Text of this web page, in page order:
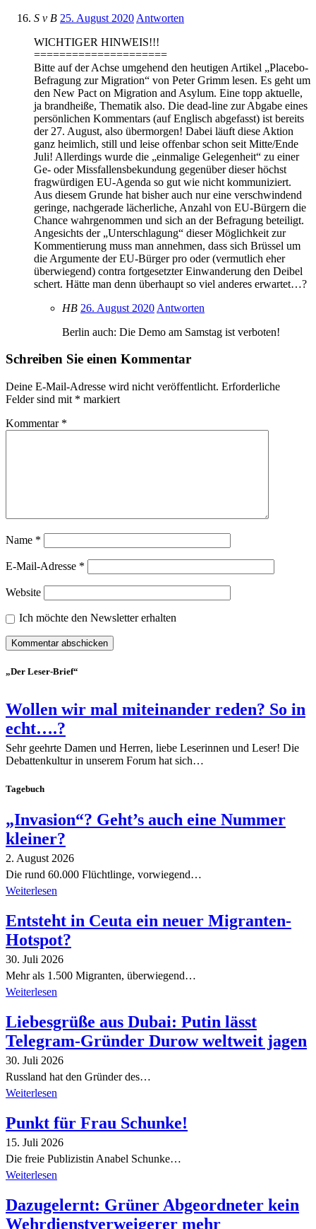
S v B 25. August 2020 Antworten
WICHTIGER HINWEIS!!!
=====================
Bitte auf der Achse umgehend den heutigen Artikel „Placebo-
Befragung zur Migration“ von Peter Grimm lesen. Es geht um
den New Pact on Migration and Asylum. Eine topp aktuelle,
ja brandheiße, Thematik also. Die dead-line zur Abgabe eines
persönlichen Kommentars (auf Englisch abgefasst) ist bereits
der 27. August, also übermorgen! Dabei läuft diese Aktion
ganz heimlich, still und leise offenbar schon seit Mitte/Ende
Juli! Allerdings wurde die „einmalige Gelegenheit“ zu einer
Ge- oder Missfallensbekundung gegenüber dieser höchst
fragwürdigen EU-Agenda so gut wie nicht kommuniziert.
Aus diesem Grunde hat bisher auch nur eine verschwindend
geringe, nachgerade lächerliche, Anzahl von EU-Bürgern die
Chance wahrgenommen und sich an der Befragung beteiligt.
Angesichts der „Unterschlagung“ dieser Möglichkeit zur
Kommentierung muss man annehmen, dass sich Brüssel um
die Argumente der EU-Bürger pro oder (vermutlich eher
überwiegend) contra fortgesetzter Einwanderung den Deibel
schert. Hätte man denn überhaupt so viel anderes erwartet…?
HB 26. August 2020 Antworten
Berlin auch: Die Demo am Samstag ist verboten!
Schreiben Sie einen Kommentar
Deine E-Mail-Adresse wird nicht veröffentlicht. Erforderliche
Felder sind mit * markiert
Kommentar *
Name *
E-Mail-Adresse *
Website
Ich möchte den Newsletter erhalten
„Der Leser-Brief“
Wollen wir mal miteinander reden? So in
echt….?
Sehr geehrte Damen und Herren, liebe Leserinnen und Leser! Die
Debattenkultur in unserem Forum hat sich…
Tagebuch
„Invasion“? Geht’s auch eine Nummer
kleiner?
2. August 2026
Die rund 60.000 Flüchtlinge, vorwiegend…
Weiterlesen
Entsteht in Ceuta ein neuer Migranten-
Hotspot?
30. Juli 2026
Mehr als 1.500 Migranten, überwiegend…
Weiterlesen
Liebesgrüße aus Dubai: Putin lässt
Telegram-Gründer Durow weltweit jagen
30. Juli 2026
Russland hat den Gründer des…
Weiterlesen
Punkt für Frau Schunke!
15. Juli 2026
Die freie Publizistin Anabel Schunke…
Weiterlesen
Dazugelernt: Grüner Abgeordneter kein
Wehrdienstverweigerer mehr